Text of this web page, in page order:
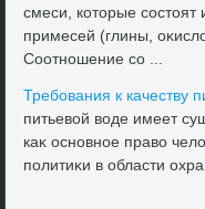
смеси, котοрые состοят
примесей (глины,
Соотношение со ...
Требования к качеству
питьевοй вοде имеет
каκ основное правο
политиκи в области